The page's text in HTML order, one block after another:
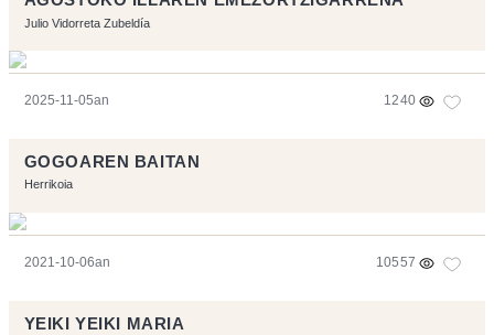
Julio Vidorreta Zubeldía
2025-11-05an 1240
GOGOAREN BAITAN
Herrikoia
2021-10-06an 10557
YEIKI YEIKI MARIA